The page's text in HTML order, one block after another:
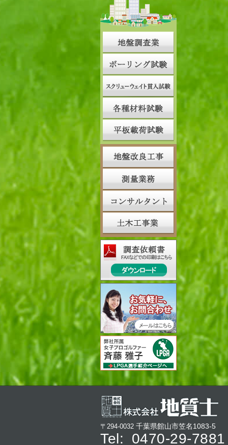
〒294-0032 千葉県館山市笠名1083-5
Tel: 0470-29-7881